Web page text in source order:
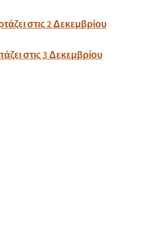
στις 2 Δεκεμβρίου
στις 3 Δεκεμβρίου